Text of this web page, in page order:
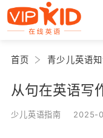
首页 青少儿英语知
从句在英语写
少儿英语指南 2025-